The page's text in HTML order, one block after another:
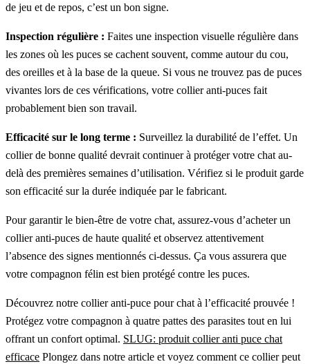
de jeu et de repos, c’est un bon signe.
Inspection régulière : Faites une inspection visuelle régulière dans
les zones où les puces se cachent souvent, comme autour du cou,
des oreilles et à la base de la queue. Si vous ne trouvez pas de puces
vivantes lors de ces vérifications, votre collier anti-puces fait
probablement bien son travail.
Efficacité sur le long terme : Surveillez la durabilité de l’effet. Un
collier de bonne qualité devrait continuer à protéger votre chat au-
delà des premières semaines d’utilisation. Vérifiez si le produit garde
son efficacité sur la durée indiquée par le fabricant.
Pour garantir le bien-être de votre chat, assurez-vous d’acheter un
collier anti-puces de haute qualité et observez attentivement
l’absence des signes mentionnés ci-dessus. Ça vous assurera que
votre compagnon félin est bien protégé contre les puces.
Découvrez notre collier anti-puce pour chat à l’efficacité prouvée !
Protégez votre compagnon à quatre pattes des parasites tout en lui
offrant un confort optimal. SLUG: produit collier anti puce chat
efficace Plongez dans notre article et voyez comment ce collier peut